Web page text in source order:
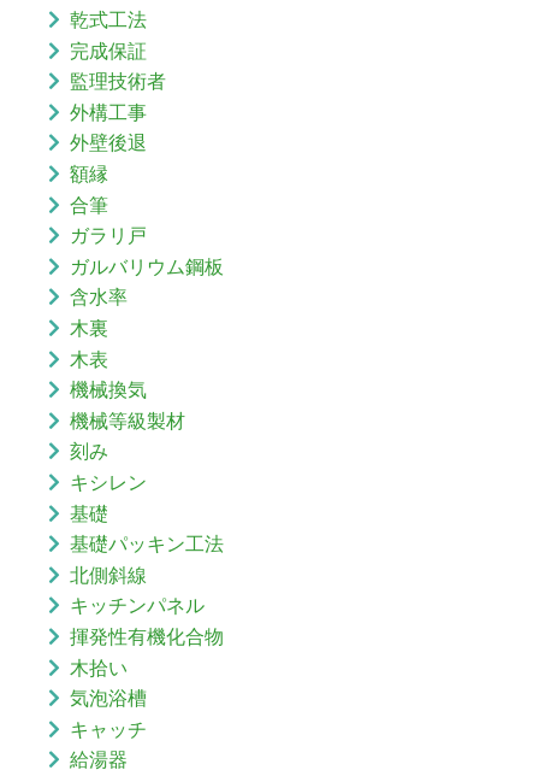
乾式工法
完成保証
監理技術者
外構工事
外壁後退
額縁
合筆
ガラリ戸
ガルバリウム鋼板
含水率
木裏
木表
機械換気
機械等級製材
刻み
キシレン
基礎
基礎パッキン工法
北側斜線
キッチンパネル
揮発性有機化合物
木拾い
気泡浴槽
キャッチ
給湯器